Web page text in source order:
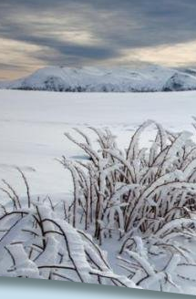
Aller
contenu